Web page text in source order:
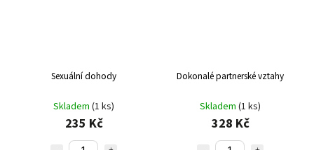
Sexuální dohody
Skladem (1 ks)
235 Kč
Dokonalé partnerské vztahy
Skladem (1 ks)
328 Kč